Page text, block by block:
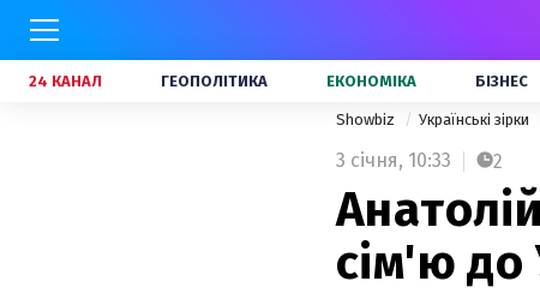
24 КАНАЛ ГЕОПОЛІТИКА ЕКОНОМІКА БІЗНЕС
Showbiz Українські зірки
3 січня, 10:33 2
сім'ю до